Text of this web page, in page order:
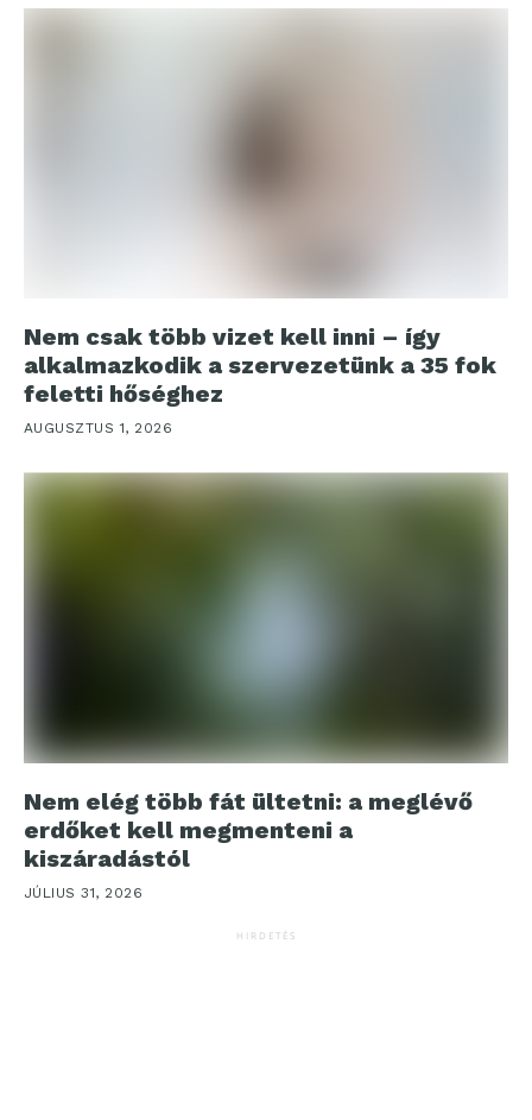
Nem csak több vizet kell inni – így
alkalmazkodik a szervezetünk a 35 fok
feletti hőséghez
AUGUSZTUS 1, 2026
Nem elég több fát ültetni: a meglévő
erdőket kell megmenteni a
kiszáradástól
JÚLIUS 31, 2026
HIRDETÉS